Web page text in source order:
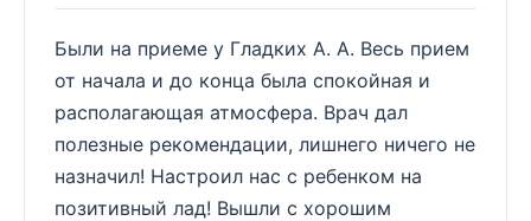
Были на приеме у Гладких А. А. Весь прием
от начала и до конца была спокойная и
располагающая атмосфера. Врач дал
полезные рекомендации, лишнего ничего не
назначил! Настроил нас с ребенком на
позитивный лад! Вышли с хорошим